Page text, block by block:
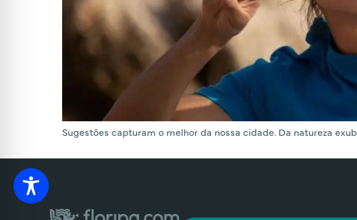
Sugestões capturam o melhor da nossa cidade. Da natureza